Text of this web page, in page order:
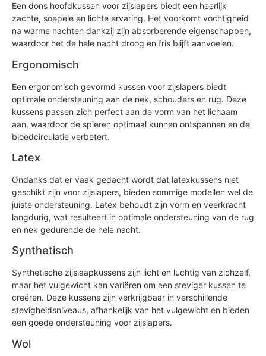
Een dons hoofdkussen voor zijslapers biedt een heerlijk
zachte, soepele en lichte ervaring. Het voorkomt vochtigheid
na warme nachten dankzij zijn absorberende eigenschappen,
waardoor het de hele nacht droog en fris blijft aanvoelen.
Ergonomisch
Een ergonomisch gevormd kussen voor zijslapers biedt
optimale ondersteuning aan de nek, schouders en rug. Deze
kussens passen zich perfect aan de vorm van het lichaam
aan, waardoor de spieren optimaal kunnen ontspannen en de
bloedcirculatie verbetert.
Latex
Ondanks dat er vaak gedacht wordt dat latexkussens niet
geschikt zijn voor zijslapers, bieden sommige modellen wel de
juiste ondersteuning. Latex behoudt zijn vorm en veerkracht
langdurig, wat resulteert in optimale ondersteuning van de rug
en nek gedurende de hele nacht.
Synthetisch
Synthetische zijslaapkussens zijn licht en luchtig van zichzelf,
maar het vulgewicht kan variëren om een steviger kussen te
creëren. Deze kussens zijn verkrijgbaar in verschillende
stevigheidsniveaus, afhankelijk van het vulgewicht en bieden
een goede ondersteuning voor zijslapers.
Wol